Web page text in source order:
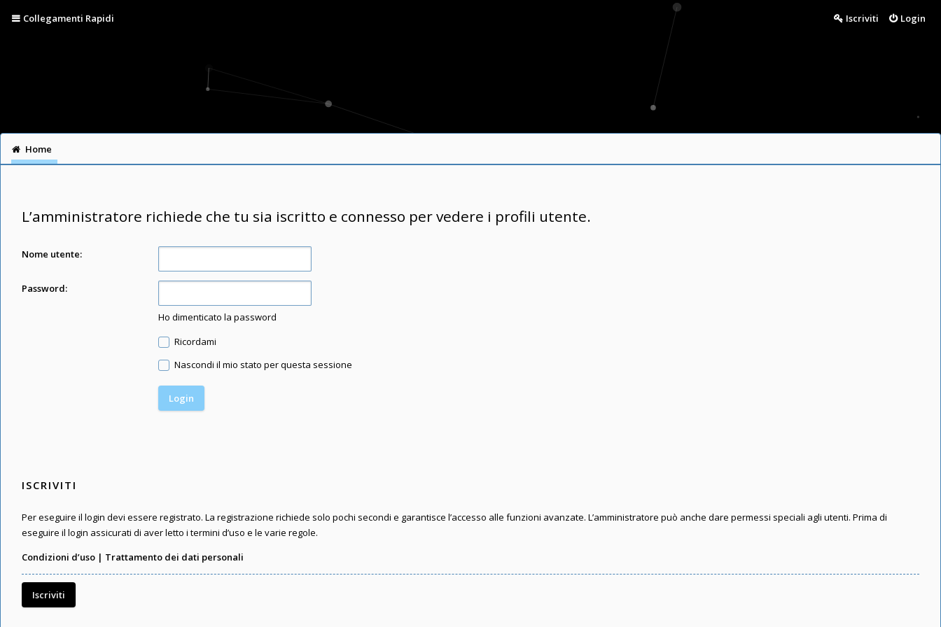
Collegamenti Rapidi Login
Iscriviti
Home
L’amministratore richiede che tu sia iscritto e connesso per vedere i profili utente.
Nome utente:
Password:
Ho dimenticato la password
Ricordami
Nascondi il mio stato per questa sessione
ISCRIVITI
Per eseguire il login devi essere registrato. La registrazione richiede solo pochi secondi e garantisce l’accesso alle funzioni avanzate. L’amministratore può anche dare permessi speciali agli utenti. Prima di
eseguire il login assicurati di aver letto i termini d’uso e le varie regole.
Condizioni d’uso | Trattamento dei dati personali
Iscriviti